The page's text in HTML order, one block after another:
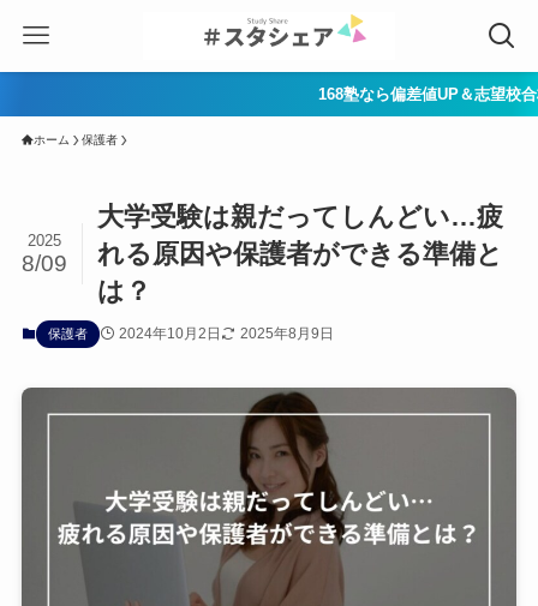
168塾なら偏差値UP＆志望校合格へ一直線！努
ホーム 保護者
大学受験は親だってしんどい…疲
れる原因や保護者ができる準備と
は？
2025
8/09
保護者 2024年10月2日 2025年8月9日